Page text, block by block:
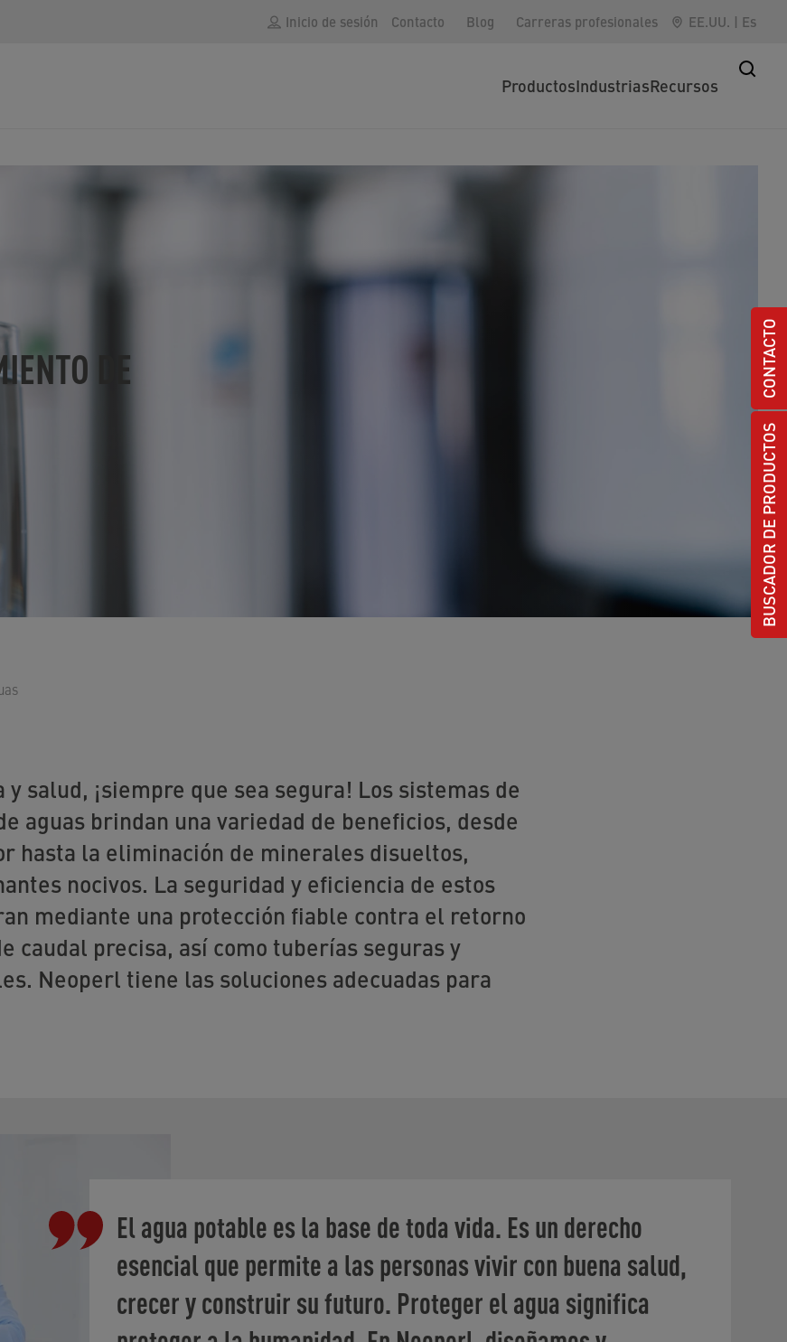
Inicio de sesión Contacto Blog Carreras profesionales EE.UU. | Es
ProductosIndustriasRecursos
DE
y salud, ¡siempre que sea segura! Los sistemas de
aguas brindan una variedad de beneficios, desde
hasta la eliminación de minerales disueltos,
nocivos. La seguridad y eficiencia de estos
mediante una protección fiable contra el retorno
caudal precisa, así como tuberías seguras y
Neoperl tiene las soluciones adecuadas para
El agua potable es la base de toda vida. Es un derecho
esencial que permite a las personas vivir con buena salud,
crecer y construir su futuro. Proteger el agua significa
BUSCADOR DE PRODUCTOS
CONTACTO